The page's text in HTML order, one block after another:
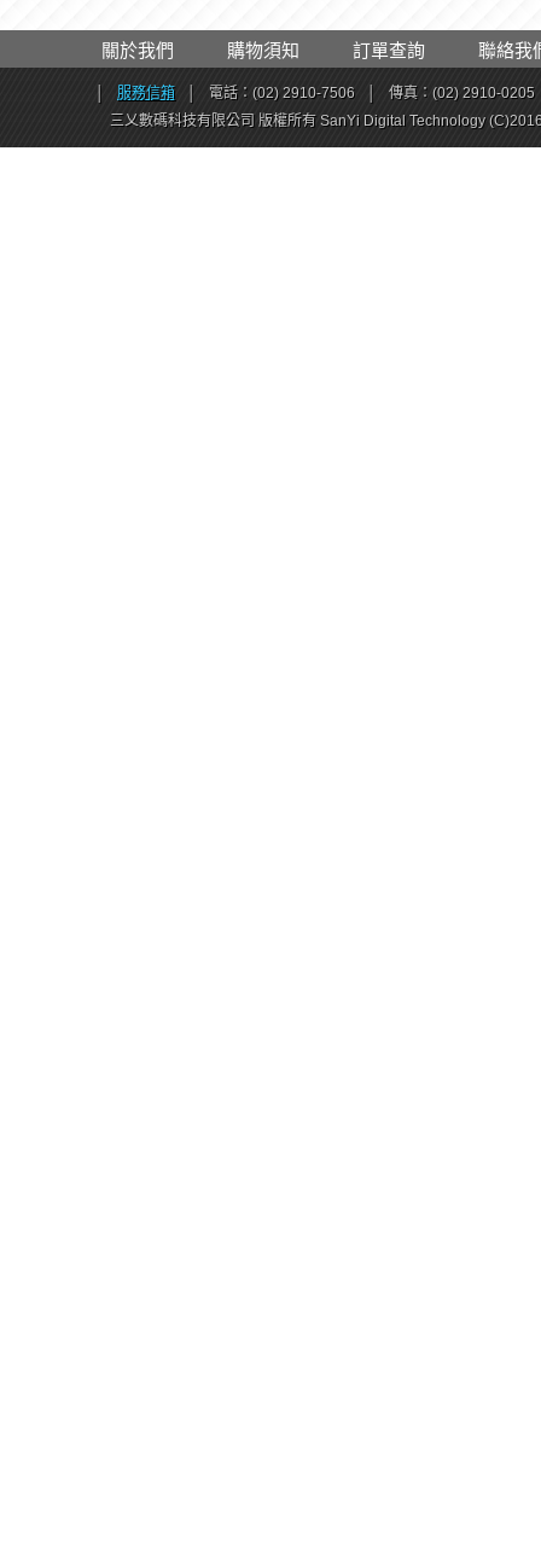
關於我們 購物須知 訂單查詢 聯絡我
服務信箱 電話：(02) 2910-7506
傳真：(02) 2910-0205
三乂數碼科技有限公司 版權所有 SanYi Digital Technology